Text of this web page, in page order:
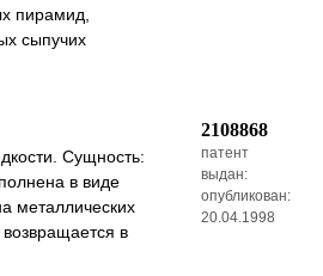
пирамид,
сыпучих
Сущность:
в виде
металлических
в
2108868
патент
выдан:
опубликован:
20.04.1998